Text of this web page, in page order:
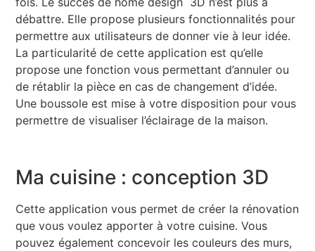
débattre. Elle propose plusieurs fonctionnalités pour
permettre aux utilisateurs de donner vie à leur idée.
La particularité de cette application est qu’elle
propose une fonction vous permettant d’annuler ou
de rétablir la pièce en cas de changement d’idée.
Une boussole est mise à votre disposition pour vous
permettre de visualiser l’éclairage de la maison.
Ma cuisine : conception 3D
Cette application vous permet de créer la rénovation
que vous voulez apporter à votre cuisine. Vous
pouvez également concevoir les couleurs des murs,